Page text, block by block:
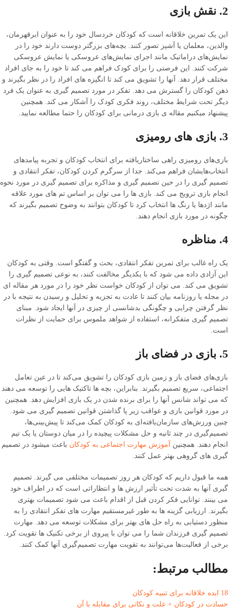
2. نقش بازی
این یک تمرین خلاقانه است که کودکان خردسال خود را به عنوان ابرقهرمان،
والدین، معلمان یا آشپز تصور کنند. بچه‌های بزرگتر دوست دارند خود را در
نمایش‌های دراماتیک مانند اجرای نمایش‌های عروسکی یا نمایش عروسکی
شرکت کنند. این فرصتی را برای کودک فراهم می کند تا خود را به جای افراد
مختلف قرار دهد. آنها را تشویق می کند تا انگیزه های افراد را در نظر بگیرند و
ذهن کودکان را گسترش می دهد. تفکر در مورد تصمیم گیری به عنوان یک فرد
دیگر تحت شرایط مختلف، روند فکری کودک را آشکار می کند. همچنین
پیشنهاد میکنیم مقاله ی بازی درمانی برای کودکان را حتما مطالعه نمایید.
3. بازی های رومیزی
بازی‌های رومیزی راهی ساختاریافته برای انتخاب کودکان و تجربه پیامدهای
انتخاب‌هایشان فراهم می‌کند. جدا از سرگرم کردن کودکان، تفکر انتقادی و
تصمیم گیری را در حین تصمیم گیری و مذاکره برای تصمیم گیری در مورد نحوه
انجام بازی ترویج می کند. بازی ها را می توان بر اساس تم های مورد علاقه
مانند اژدها یا رنگ ها انتخاب کرد تا کودکان بتوانند به وضوح تصمیم بگیرند که
چگونه در مورد بازی انجام دهند.
4. مناظره
یک راه غالب برای تمرین تفکر انتقادی، بحث و گفتگو است. وقتی به کودکان
این آزادی داده می شود که با یکدیگر مخالفت کنند، به نوعی تصمیم گیری را
تشویق می کند. می توان از کودکان خواست نظر خود را در مورد هر مقاله ای
در مجله یا روزنامه بیان کنند تا عادت به تجزیه و تحلیل و رسیدن به نتیجه با در
نظر گرفتن چرایی و چگونگی بدشانسی از چیزی در آنها ایجاد شود. مبنای
تصمیم گیری متفکرانه، استفاده از شواهد ملموس برای حمایت از نظرات
است.
5. بازی در فضای باز
بازی‌های فضای باز و زمین بازی کودکان را تشویق می‌کند تا در عین تعامل
اجتماعی، سریع تصمیم بگیرند. بنابراین، بچه ها تاکتیک هایی را توسعه می دهند
که می تواند شانس آنها را برای برنده شدن در یک بازی افزایش دهد. همچنین
در مورد قوانین بازی و عواقب زیر پا گذاشتن قوانین تصمیم گیری می شود.
چنین ورزش‌های سازمان‌یافته‌ای به کودکان کمک می‌کند تا پیش‌بینی‌ها،
تصمیم‌گیری در چند ثانیه و حل مشکلات پیچیده را در میان دوستان یا یک تیم
انجام دهند. همچنین
آموزش مهارت اجتماعی به کودکان باعث میشود در تصمیم
گیری های گروهی بهتر عمل کنند.
همه ما قبول داریم که کودکان هر روز تصمیمات مختلفی می گیرند. تصمیم
گیری آنها به شدت تحت تأثیر ارزش ها و انتظاراتی است که در اطراف خود
می بینند. توانایی فکر کردن قبل از اقدام باعث می شود تصمیمات بهتری
بگیرند. ارزیابی گزینه ها به طور غیرمستقیم مهارت های تفکر انتقادی را به
منظور دستیابی به راه حل های بهتر برای مشکلات توسعه می دهد. مهارت
تصمیم گیری فرزندان شما را می توان با پیروی از برخی تکنیک ها تقویت کرد.
برخی از فعالیت‌ها می‌توانند به تقویت مهارت تصمیم‌گیری آنها کمک کنند.
مطالب مرتبط:
18 ایده خلاقانه برای تنبیه کودکان
حسادت در کودکان + علت و نکاتی برای مقابله با آن